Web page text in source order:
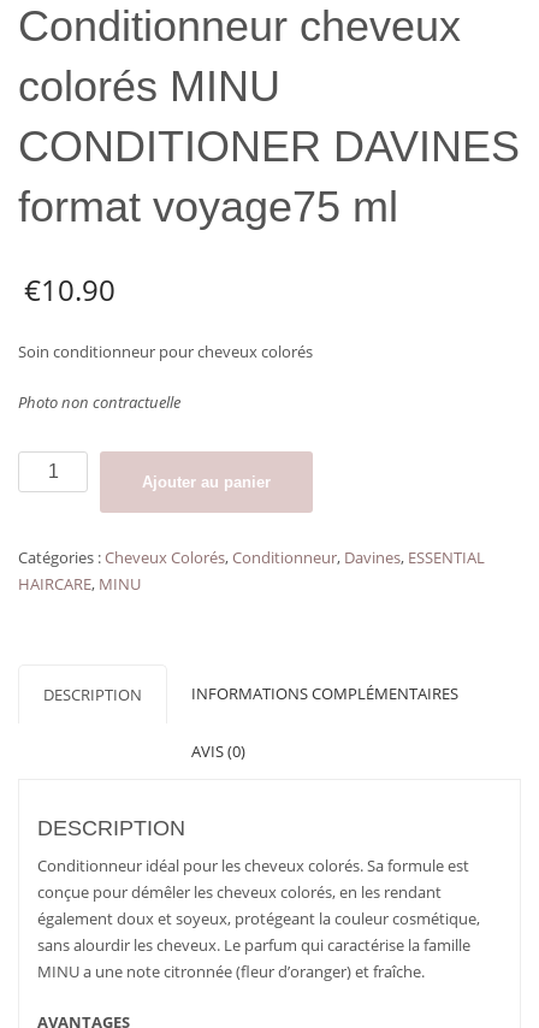
Conditionneur cheveux
colorés MINU
CONDITIONER DAVINES
format voyage75 ml
€10.90
Soin conditionneur pour cheveux colorés
Photo non contractuelle
quantité
de
Conditionneur
colorés
MINU
voyage75
Ajouter au panier
Catégories :Cheveux Colorés,Conditionneur, Davines, ESSENTIAL
HAIRCARE, MINU
DESCRIPTION INFORMATIONS COMPLÉMENTAIRES
AVIS (0)
DESCRIPTION
Conditionneur idéal pour les cheveux colorés. Sa formule est
conçue pour démêler les cheveux colorés, en les rendant
également doux et soyeux, protégeant la couleur cosmétique,
sans alourdir les cheveux. Le parfum qui caractérise la famille
MINU a une note citronnée (fleur d’oranger) et fraîche.
AVANTAGES